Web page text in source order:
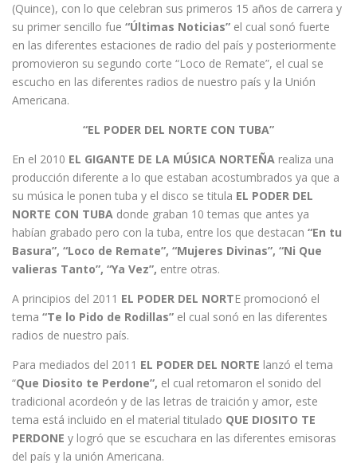
(Quince), con lo que celebran sus primeros 15 años de carrera y
su primer sencillo fue “Últimas Noticias” el cual sonó fuerte
en las diferentes estaciones de radio del país y posteriormente
promovieron su segundo corte “Loco de Remate”, el cual se
escucho en las diferentes radios de nuestro país y la Unión
Americana.
“EL PODER DEL NORTE CON TUBA”
En el 2010 EL GIGANTE DE LA MÚSICA NORTEÑA realiza una
producción diferente a lo que estaban acostumbrados ya que a
su música le ponen tuba y el disco se titula EL PODER DEL
NORTE CON TUBA donde graban 10 temas que antes ya
habían grabado pero con la tuba, entre los que destacan “En tu
Basura”, “Loco de Remate”, “Mujeres Divinas”, “Ni Que
valieras Tanto”, “Ya Vez”, entre otras.
A principios del 2011 EL PODER DEL NORTE promocionó el
tema “Te lo Pido de Rodillas” el cual sonó en las diferentes
radios de nuestro país.
Para mediados del 2011 EL PODER DEL NORTE lanzó el tema
“Que Diosito te Perdone”, el cual retomaron el sonido del
tradicional acordeón y de las letras de traición y amor, este
tema está incluido en el material titulado QUE DIOSITO TE
PERDONE y logró que se escuchara en las diferentes emisoras
del país y la unión Americana.